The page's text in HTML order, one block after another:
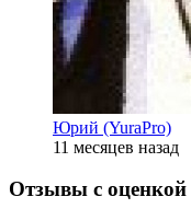
Юрий (YuraPro)
11 месяцев назад
Отзывы с оценкой